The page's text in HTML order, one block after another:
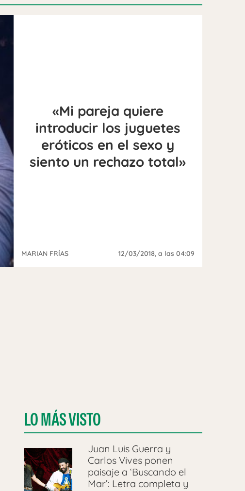
«Mi pareja quiere
introducir los juguetes
eróticos en el sexo y
siento un rechazo total»
MARIAN FRÍAS 12/03/2018, a las 04:09
LO MÁS VISTO
Juan Luis Guerra y
Carlos Vives ponen
paisaje a ‘Buscando el
Mar’: Letra completa y